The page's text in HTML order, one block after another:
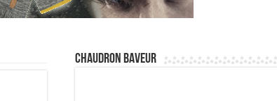
Chaudron Baveur